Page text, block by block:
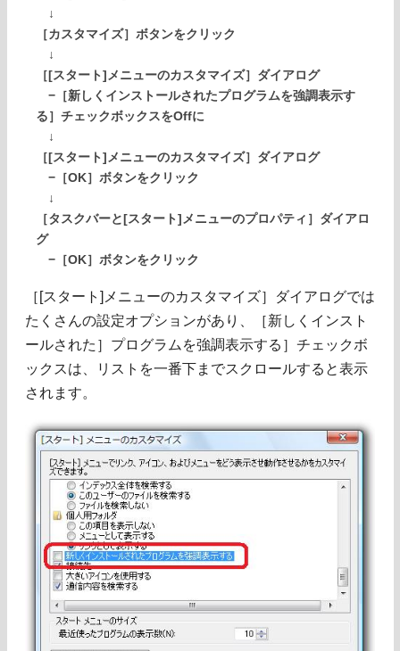
↓
［カスタマイズ］ボタンをクリック
↓
［[スタート]メニューのカスタマイズ］ダイアログ
−［新しくインストールされたプログラムを強調表示す
る］チェックボックスをOffに
↓
［[スタート]メニューのカスタマイズ］ダイアログ
−［OK］ボタンをクリック
↓
［タスクバーと[スタート]メニューのプロパティ］ダイアロ
グ
−［OK］ボタンをクリック
［[スタート]メニューのカスタマイズ］ダイアログでは
たくさんの設定オプションがあり、［新しくインスト
ールされた］プログラムを強調表示する］チェックボ
ックスは、リストを一番下までスクロールすると表示
されます。